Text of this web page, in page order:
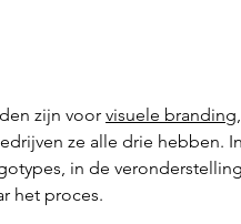
zijn voor visuele branding
ze alle drie hebben.
in de
het proces.